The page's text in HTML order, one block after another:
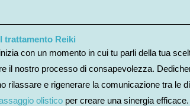
trattamento Reiki
con un momento in cui tu parli della tua
il nostro processo di consapevolezza.
rilassare e rigenerare la comunicazione tra le
olistico per creare una sinergia efficace.